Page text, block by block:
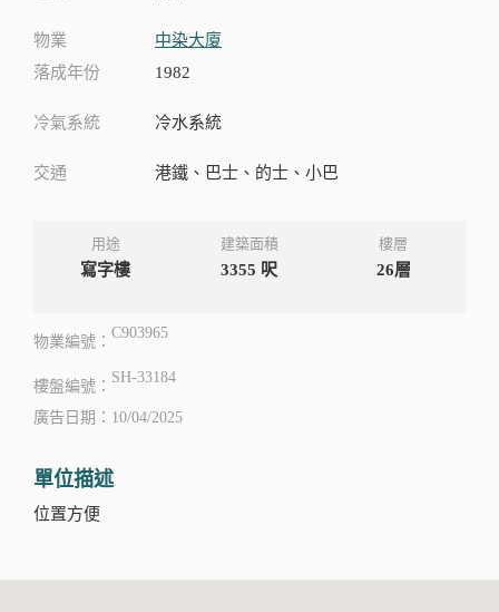
物業
中染大廈
落成年份
1982
冷氣系統 冷水系統
交通 港鐵、巴士、的士、小巴
用途
寫字樓
建築面積
3355 呎
樓層
26層
物業編號：
C903965
樓盤編號：
SH-33184
廣告日期：10/04/2025
單位描述
位置方便